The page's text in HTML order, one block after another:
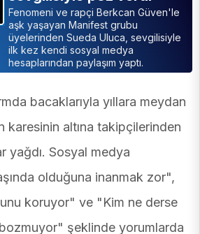
Fenomeni ve rapçi Berkcan Güven'le
aşk yaşayan Manifest grubu
üyelerinden Sueda Uluca, sevgilisiyle
ilk kez kendi sosyal medya
hesaplarından paylaşım yaptı.
bacaklarıyla yıllara meydan
karesinin altına takipçilerinden
yağdı. Sosyal medya
olduğuna inanmak zor",
koruyor" ve "Kim ne derse
şeklinde yorumlarda